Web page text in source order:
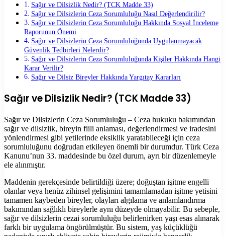
Sağır ve Dilsizlik Nedir? (TCK Madde 33)
Sağır ve Dilsizlerin Ceza Sorumluluğu Nasıl Değerlendirilir?
Sağır ve Dilsizlerin Ceza Sorumluluğu Hakkında Sosyal İnceleme
Raporunun Önemi
Sağır ve Dilsizlerin Ceza Sorumluluğunda Uygulanmayacak
Güvenlik Tedbirleri Nelerdir?
Sağır ve Dilsizlerin Ceza Sorumluluğunda Kişiler Hakkında Hangi
Karar Verilir?
Sağır ve Dilsiz Bireyler Hakkında Yargıtay Kararları
Sağır ve Dilsizlik Nedir? (TCK Madde 33)
Sağır ve Dilsizlerin Ceza Sorumluluğu – Ceza hukuku bakımından
sağır ve dilsizlik, bireyin fiili anlaması, değerlendirmesi ve iradesini
yönlendirmesi gibi yetilerinde eksiklik yaratabileceği için ceza
sorumluluğunu doğrudan etkileyen önemli bir durumdur. Türk Ceza
Kanunu’nun 33. maddesinde bu özel durum, ayrı bir düzenlemeyle
ele alınmıştır.
Maddenin gerekçesinde belirtildiği üzere; doğuştan işitme engelli
olanlar veya henüz zihinsel gelişimini tamamlamadan işitme yetisini
tamamen kaybeden bireyler, olayları algılama ve anlamlandırma
bakımından sağlıklı bireylerle aynı düzeyde olmayabilir. Bu sebeple,
sağır ve dilsizlerin cezai sorumluluğu belirlenirken yaşı esas alınarak
farklı bir uygulama öngörülmüştür. Bu sistem, yaş küçüklüğü